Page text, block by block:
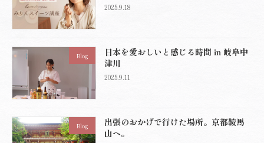
2025.9.18
Blog
日本を愛おしいと感じる時間 in 岐阜中
津川
2025.9.11
Blog
出張のおかげで行けた場所。京都鞍馬
山へ。